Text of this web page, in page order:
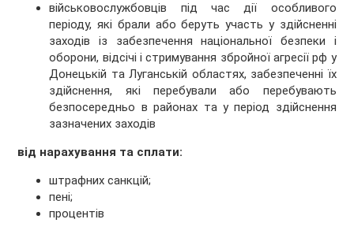
військовослужбовців під час дії особливого
періоду, які брали або беруть участь у здійсненні
заходів із забезпечення національної безпеки і
оборони, відсічі і стримування збройної агресії рф у
Донецькій та Луганській областях, забезпеченні їх
здійснення, які перебували або перебувають
безпосередньо в районах та у період здійснення
зазначених заходів
від нарахування та сплати:
штрафних санкцій;
пені;
процентів